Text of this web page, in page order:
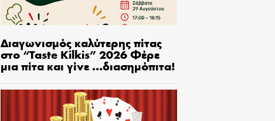
Διαγωνισμός καλύτερης πίτας
στο “Taste Kilkis” 2026 Φέρε
μια πίτα και γίνε …διασημόπιτα!